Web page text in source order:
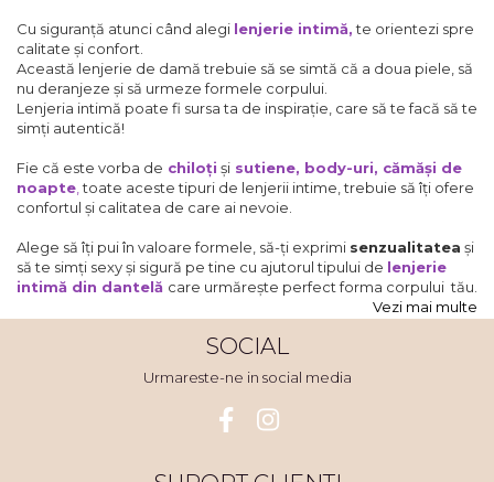
Cu siguranță atunci când alegi lenjerie intimă,te orientezi spre
calitate și confort.
Această lenjerie de damă trebuie să se simtă că a doua piele, să
nu deranjeze și să urmeze formele corpului.
Lenjeria intimă poate fi sursa ta de inspirație, care să te facă să te
simți autentică!
Fie că este vorba de chiloți și sutiene, body-uri, cămăși de
noapte ,toate aceste tipuri de lenjerii intime, trebuie să îți ofere
confortul și calitatea de care ai nevoie.
Alege să îți pui în valoare formele, să-ți exprimi senzualitatea și
să te simți sexy și sigură pe tine cu ajutorul tipului de lenjerie
intimă din dantelă care urmărește perfect forma corpului tău.
Vezi mai multe
SOCIAL
Urmareste-ne in social media